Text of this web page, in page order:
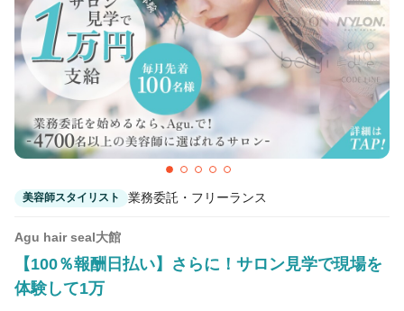
ネイリスト エステティシャン
講師・インストラクター 営業・販売スタッフ・その他
雇用形態
詳細条件
美容師スタイリスト 業務委託・フリーランス
Agu hair seal大館
【100％報酬日払い】さらに！サロン見学で現場を
体験して1万